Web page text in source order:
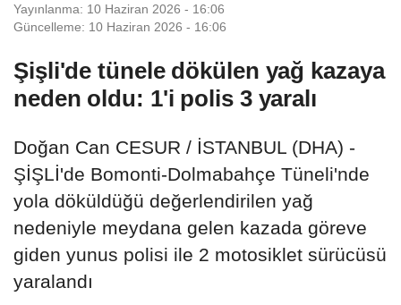
Yayınlanma: 10 Haziran 2026 - 16:06
Güncelleme: 10 Haziran 2026 - 16:06
Şişli'de tünele dökülen yağ kazaya
neden oldu: 1'i polis 3 yaralı
Doğan Can CESUR / İSTANBUL (DHA) -
ŞİŞLİ'de Bomonti-Dolmabahçe Tüneli'nde
yola döküldüğü değerlendirilen yağ
nedeniyle meydana gelen kazada göreve
giden yunus polisi ile 2 motosiklet sürücüsü
yaralandı